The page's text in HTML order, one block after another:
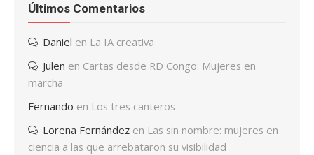
Últimos Comentarios
Daniel en La IA creativa
Julen en Cartas desde RD Congo: Mujeres en
marcha
Fernando en Los tres canteros
Lorena Fernández en Las sin nombre: mujeres en
ciencia a las que arrebataron su visibilidad